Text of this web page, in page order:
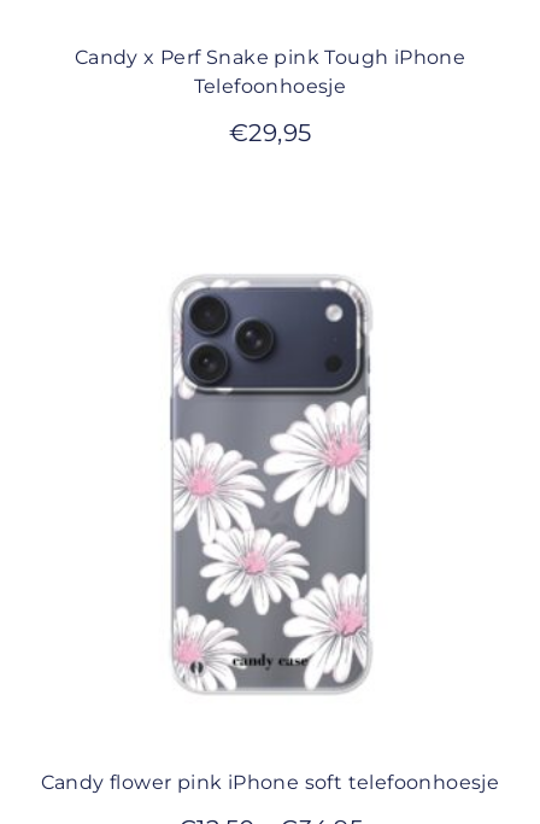
Candy x Perf Snake pink Tough iPhone
Telefoonhoesje
€29,95
Candy flower pink iPhone soft telefoonhoesje